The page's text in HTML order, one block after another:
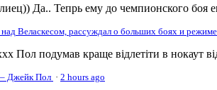
Да.. Тепрь ему до чемпионского боя
Веласкесом, рассуждал о больших боях и
Пол подумав краще відлетіти в нокаут
Джейк Пол · 2 hours ago